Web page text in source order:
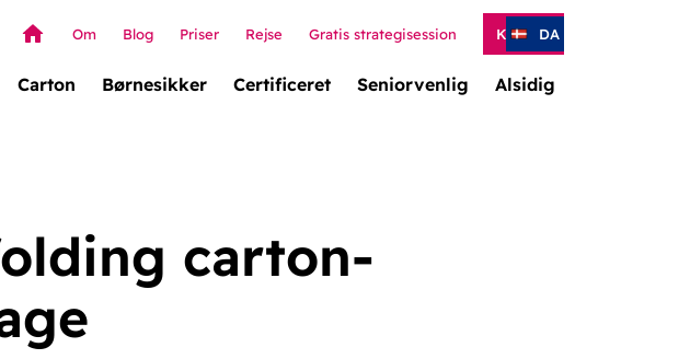
Carton Børnesikker Certificeret Seniorvenlig Alsidig
Om Blog Priser Rejse Gratis strategisession KontaktDA
carton-